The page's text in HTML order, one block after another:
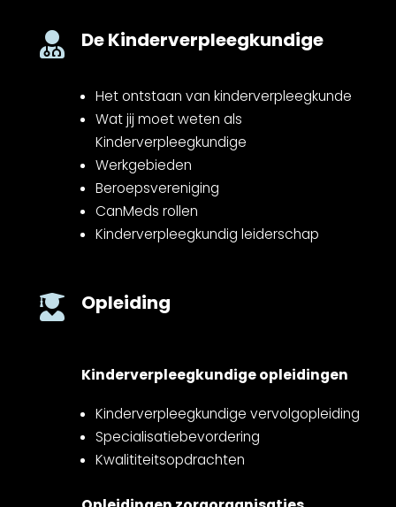
 De Kinderverpleegkundige
Het ontstaan van kinderverpleegkunde
Wat jij moet weten als
Kinderverpleegkundige
Werkgebieden
Beroepsvereniging
CanMeds rollen
Kinderverpleegkundig leiderschap
 Opleiding
Kinderverpleegkundige opleidingen
Kinderverpleegkundige vervolgopleiding
Specialisatiebevordering
Kwalititeitsopdrachten